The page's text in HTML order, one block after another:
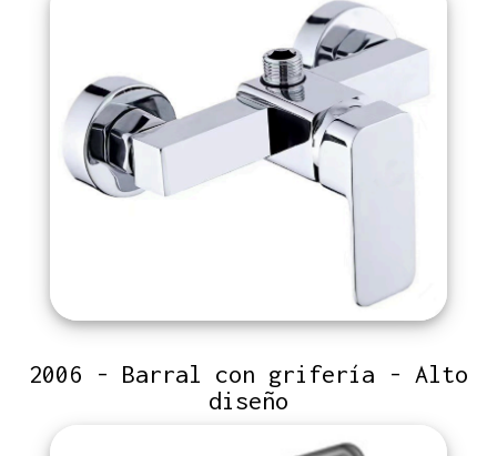
2006 - Barral con grifería - Alto
diseño